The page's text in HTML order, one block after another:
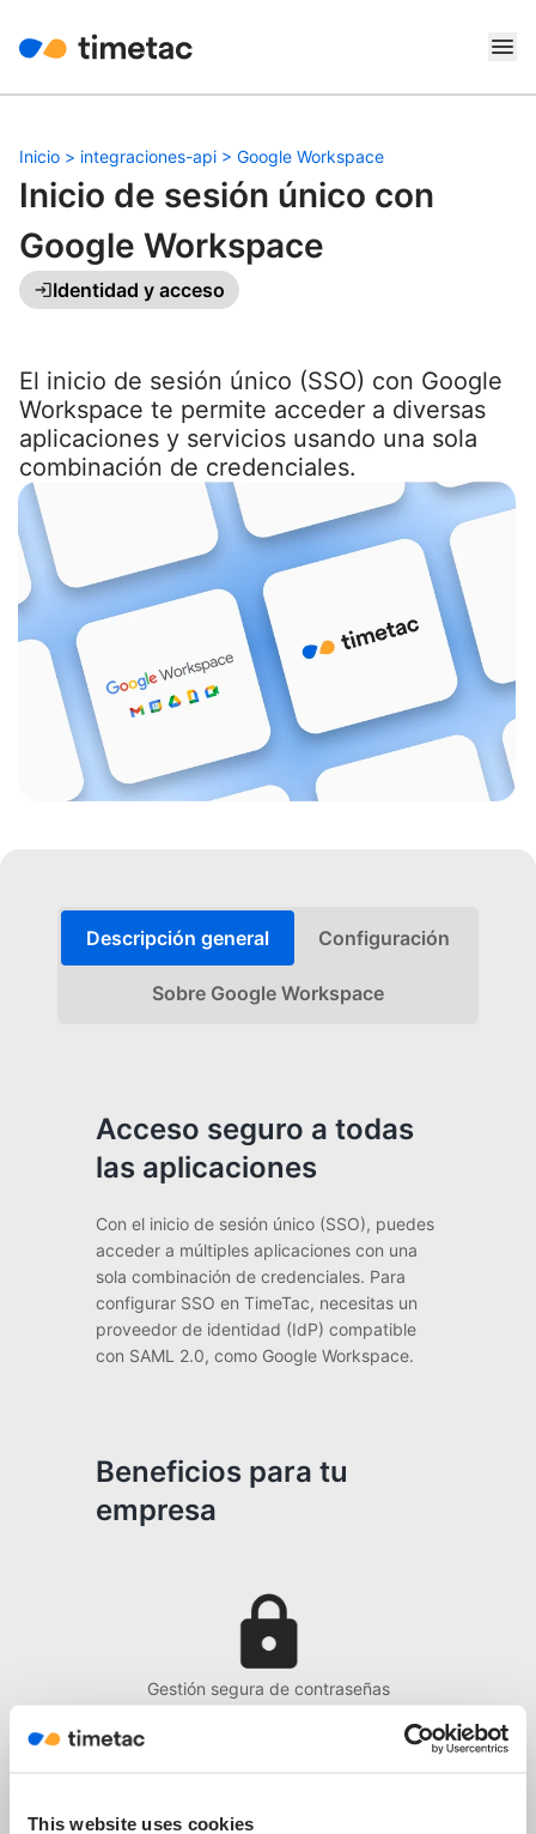
This website uses cookies
Inicio > integraciones-api > Google Workspace
Inicio de sesión único con
Google Workspace
Identidad y acceso
El inicio de sesión único (SSO) con Google
Workspace te permite acceder a diversas
aplicaciones y servicios usando una sola
combinación de credenciales.
Descripción general Configuración
Sobre Google Workspace
Acceso seguro a todas
las aplicaciones
Con el inicio de sesión único (SSO), puedes
acceder a múltiples aplicaciones con una
sola combinación de credenciales. Para
configurar SSO en TimeTac, necesitas un
proveedor de identidad (IdP) compatible
con SAML 2.0, como Google Workspace.
Beneficios para tu
empresa
Gestión segura de contraseñas